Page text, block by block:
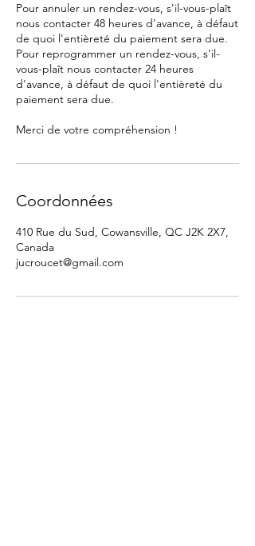
Pour annuler un rendez-vous, s'il-vous-plaît
nous contacter 48 heures d'avance, à défaut
de quoi l'entièreté du paiement sera due.
Pour reprogrammer un rendez-vous, s'il-
vous-plaît nous contacter 24 heures
d'avance, à défaut de quoi l'entièreté du
paiement sera due.
Merci de votre compréhension !
Coordonnées
410 Rue du Sud, Cowansville, QC J2K 2X7,
Canada
jucroucet@gmail.com